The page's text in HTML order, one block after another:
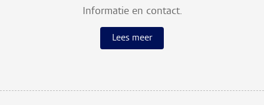
Informatie en contact.
Lees meer